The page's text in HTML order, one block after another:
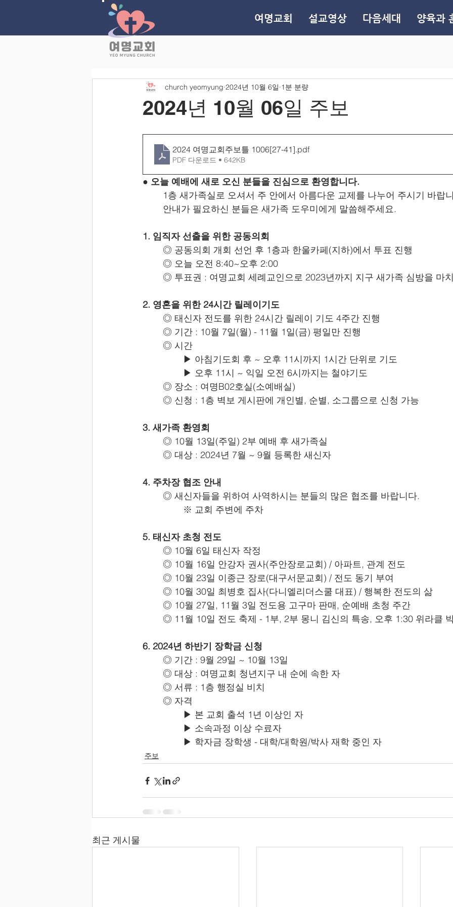
여명교회 설교영상 다음세대 양육과
2024년 10월 06일 주보
church yeomyung 2024년 10월 6일 1분 분량
2024 여명교회주보틀 1006[27-41].pdf
PDF 다운로드 • 642KB
● 오늘 예배에 새로 오신 분들을 진심으로 환영합니다.
1층 새가족실로 오셔서 주 안에서 아름다운 교제를 나누어 주시기 바랍
	안내가 필요하신 분들은 새가족 도우미에게 말씀해주세요.
1. 임직자 선출을 위한 공동의회
	◎ 공동의회 개회 선언 후 1층과 한울카페(지하)에서 투표 진행
	◎ 오늘 오전 8:40~오후 2:00
◎ 투표권 : 여명교회 세례교인으로 2023년까지 지구 새가족 심방을 마
2. 영혼을 위한 24시간 릴레이기도
	◎ 태신자 전도를 위한 24시간 릴레이 기도 4주간 진행
	◎ 기간 : 10월 7일(월) - 11월 1일(금) 평일만 진행
	◎ 시간
		▶ 아침기도회 후 ~ 오후 11시까지 1시간 단위로 기도
		▶ 오후 11시 ~ 익일 오전 6시까지는 철야기도
	◎ 장소 : 여명B02호실(소예배실)
	◎ 신청 : 1층 벽보 게시판에 개인별, 순별, 소그룹으로 신청 가능
3. 새가족 환영회
	◎ 10월 13일(주일) 2부 예배 후 새가족실
	◎ 대상 : 2024년 7월 ~ 9월 등록한 새신자
4. 주차장 협조 안내
	◎ 새신자들을 위하여 사역하시는 분들의 많은 협조를 바랍니다.
		※ 교회 주변에 주차
5. 태신자 초청 전도
	◎ 10월 6일 태신자 작정
	◎ 10월 16일 안강자 권사(주안장로교회) / 아파트, 관계 전도
	◎ 10월 23일 이종근 장로(대구서문교회) / 전도 동기 부여
	◎ 10월 30일 최병호 집사(다니엘리더스쿨 대표) / 행복한 전도의 삶
	◎ 10월 27일, 11월 3일 전도용 고구마 판매, 순예배 초청 주간
◎ 11월 10일 전도 축제 - 1부, 2부 몽니 김신의 특송, 오후 1:30 위라클
6. 2024년 하반기 장학금 신청
	◎ 기간 : 9월 29일 ~ 10월 13일
	◎ 대상 : 여명교회 청년지구 내 순에 속한 자
	◎ 서류 : 1층 행정실 비치
	◎ 자격
		▶ 본 교회 출석 1년 이상인 자
		▶ 소속과정 이상 수료자
		▶ 학자금 장학생 - 대학/대학원/박사 재학 중인 자
주보
최근 게시물